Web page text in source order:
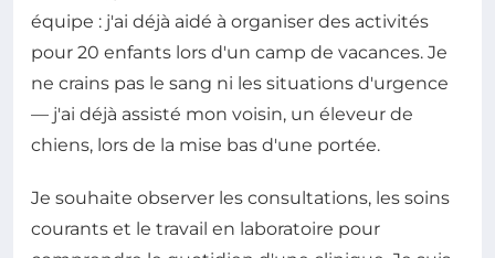
équipe : j'ai déjà aidé à organiser des activités
pour 20 enfants lors d'un camp de vacances. Je
ne crains pas le sang ni les situations d'urgence
— j'ai déjà assisté mon voisin, un éleveur de
chiens, lors de la mise bas d'une portée.
Je souhaite observer les consultations, les soins
courants et le travail en laboratoire pour